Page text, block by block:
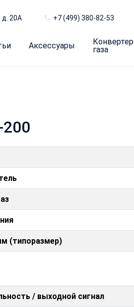
д. 20А +7 (499) 380-82-53
Аксессуары
Конвертер
газа
(типоразмер)
/ выходной сигнал